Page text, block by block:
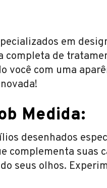
em
completa de
você com uma
Medida:
desenhados
complementa suas
seus olhos.